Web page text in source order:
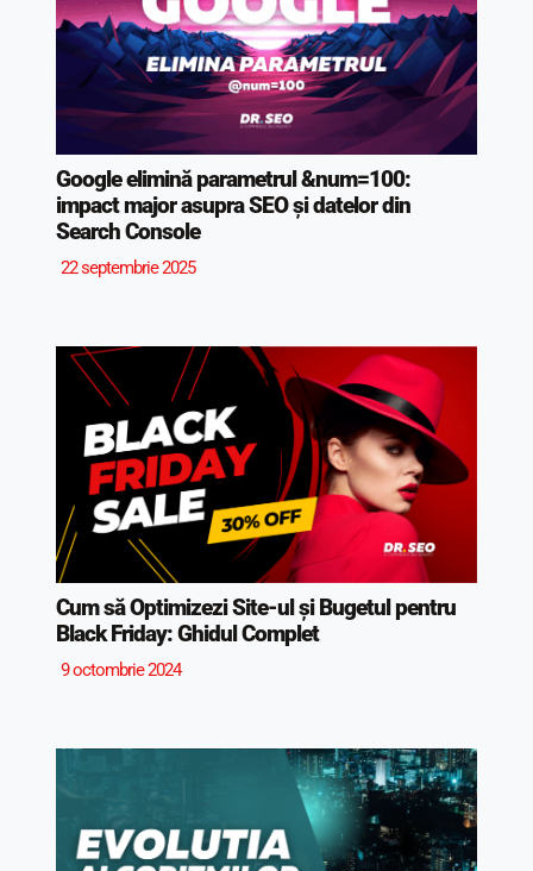
Google elimină parametrul &num=100:
impact major asupra SEO și datelor din
Search Console
22 septembrie 2025
Cum să Optimizezi Site-ul și Bugetul pentru
Black Friday: Ghidul Complet
9 octombrie 2024